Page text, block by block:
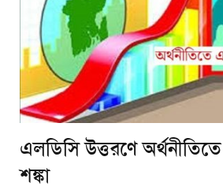
এলডিসি উত্তরণে
শঙ্কা